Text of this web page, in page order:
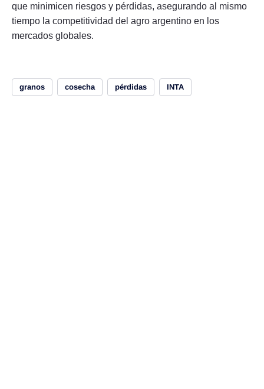
que minimicen riesgos y pérdidas, asegurando al mismo
tiempo la competitividad del agro argentino en los
mercados globales.
granos cosecha pérdidas INTA